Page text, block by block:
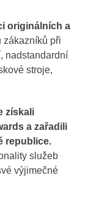
originálních a
zákazníků při
nadstandardní
stroje,
získali
a zařadili
republice.
služeb
výjimečné